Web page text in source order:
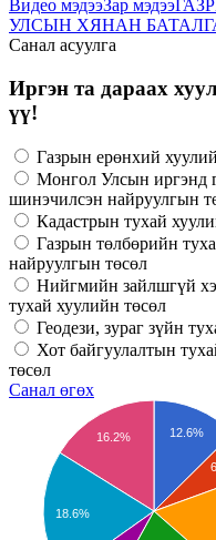
Видео мэдээЗар мэдээ
УЛСЫН ХЯНАН
Санал асуулга
Иргэн та дараах
үү!
Газрын ерөнхий
Монгол Улсын иргэнд
шинэчилсэн найруулгын
Кадастрын тухай
Газрын төлбөрийн
найруулгын төсөл
Нийгмийн зайлшгүй
тухай хуулийн төсөл
Геодези, зураг зүйн
Хот байгуулалтын
төсөл
Санал өгөх
12.6%
16.2%
18.6%